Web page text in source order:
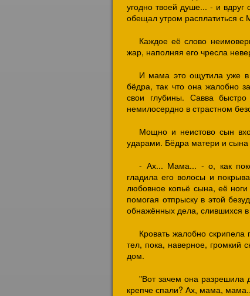
угодно твоей душе... - и
обещал утром расплатиться с
Каждое её слово
жар, наполняя его чресла
И мама это ощутила уже
бёдра, так что она жалобно
свои глубины. Савва
немилосердно в страстном
Мощно и неистово сын
ударами. Бёдра матери и сына
- Ах... Мама... - о, как
гладила его волосы и
любовное копьё сына, её
помогая отпрыску в этой
обнажённых дела, слившихся
Кровать жалобно
тел, пока, наверное, громкий
дом.
"Вот зачем она разрешила
крепче спали? Ах, мама,